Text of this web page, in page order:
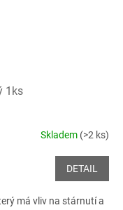
1ks
Skladem (>2 ks)
DETAIL
má vliv na stárnutí a